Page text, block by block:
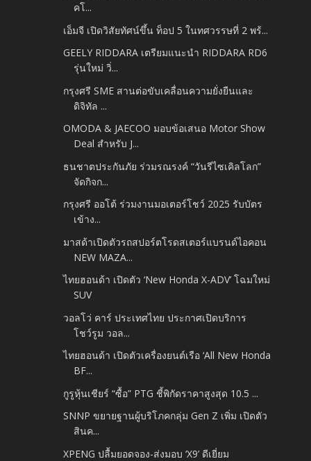
คโ...
เอ็มจี เปิดวิสัยทัศน์ขึ้น ท็อป 5 ในทศวรรษที่ 2 พร้...
GEELY RIDDARA เตรียมแนะนำ RIDDARA RD6
รุ่นใหม่ วิ่...
กรุงศรี SME สานต่อขับเคลื่อนความยั่งยืนและ
ดิจิทัล ...
OMODA & JAECOO มอบข้อเสนอ Motor Show
Deal สำหรับ J...
ธนชาตประกันภัย ร่วมรณรงค์ “วันรีไซเคิลโลก”
จัดกิจก...
กรุงศรี ออโต้ ร่วมงานมอเตอร์โชว์ 2025 รับบัตร
เข้าง...
มาสด้าเปิดตัวรถสปอร์ตโรดสเตอร์แบรนด์ไอคอน
NEW MAZA...
ไทยฮอนด้า เปิดตัว ‘New Honda X-ADV’ โฉมใหม่
SUV
วอลโว่ คาร์ ประเทศไทย ประกาศเปิดบริการ
โชว์รูม วอล...
ไทยฮอนด้า เปิดตัวเครื่องยนต์เรือ ‘All New Honda
BF...
กูรูหุ้นเชียร์ “ซื้อ” PTG ชี้พิกัดราคาสูงสุด 10.5 ...
SNNP ขยายฐานผู้บริโภคกลุ่ม Gen Z เพิ่ม เปิดตัว
สินค...
XPENG ปลื้มยอดจอง-ส่งมอบ ‘X9’ ดีเยี่ยม